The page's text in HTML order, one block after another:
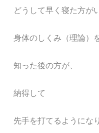
どうして早く寝た方が
身体のしくみ（理論）
知った後の方が、
納得して
先手を打てるようにな